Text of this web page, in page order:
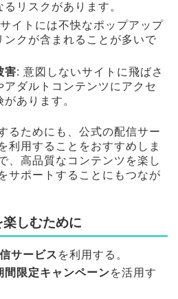
リスクがあります。
イトには不快なポップアップ
ンクが含まれることが多いで
害: 意図しないサイトに飛ばさ
アダルトコンテンツにアクセ
あります。
るためにも、公式の配信サー
利用することをおすすめしま
、高品質なコンテンツを楽し
サポートすることにもつなが
しむために
サービス を利用する。
間限定キャンペーンを活用す